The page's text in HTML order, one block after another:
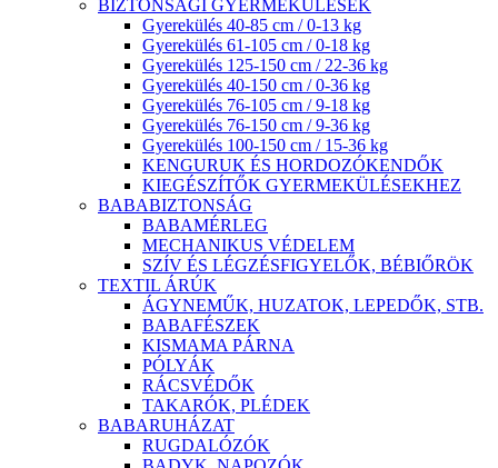
BIZTONSÁGI GYERMEKÜLÉSEK
Gyerekülés 40-85 cm / 0-13 kg
Gyerekülés 61-105 cm / 0-18 kg
Gyerekülés 125-150 cm / 22-36 kg
Gyerekülés 40-150 cm / 0-36 kg
Gyerekülés 76-105 cm / 9-18 kg
Gyerekülés 76-150 cm / 9-36 kg
Gyerekülés 100-150 cm / 15-36 kg
KENGURUK ÉS HORDOZÓKENDŐK
KIEGÉSZÍTŐK GYERMEKÜLÉSEKHEZ
BABABIZTONSÁG
BABAMÉRLEG
MECHANIKUS VÉDELEM
SZÍV ÉS LÉGZÉSFIGYELŐK, BÉBIŐRÖK
TEXTIL ÁRÚK
ÁGYNEMŰK, HUZATOK, LEPEDŐK, STB.
BABAFÉSZEK
KISMAMA PÁRNA
PÓLYÁK
RÁCSVÉDŐK
TAKARÓK, PLÉDEK
BABARUHÁZAT
RUGDALÓZÓK